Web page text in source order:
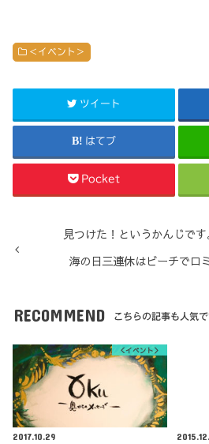
＜イベント＞
ツイート
はてブ
Pocket
見つけた！というかんじです
海の日三連休はビーチで
RECOMMEND こちらの記事も人気で
＜イベント＞
2017.10.29